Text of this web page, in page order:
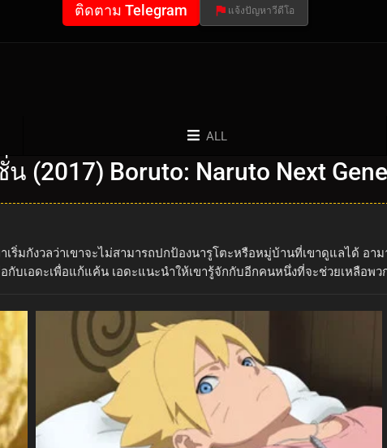
ติดตาม Telegram
แจ้งปัญหาวีดีโอ
ALL
(2017) Boruto: Naruto Next
ริ่มกังวลว่าเขาจะไม่สามารถปกป้องนารูโตะหรือหมู่บ้านที่เขาดูแลได้ อา
บเอดะเพื่อแก้แค้น เอดะแนะนำให้เขารู้จักกับอีกคนหนึ่งที่จะช่วยเหลือพว